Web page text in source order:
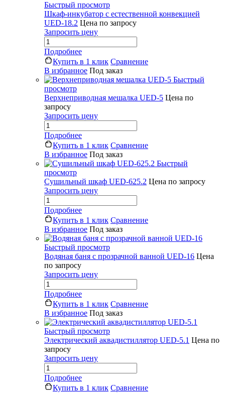
Быстрый просмотр
Шкаф-инкубатор с естественной конвекцией
UED-18.2 Цена по запросу
Запросить цену
Подробнее
Купить в 1 клик Сравнение
В избранное Под заказ
Быстрый
просмотр
Верхнеприводная мешалка UED-5 Цена по
запросу
Запросить цену
Подробнее
Купить в 1 клик Сравнение
В избранное Под заказ
Быстрый
просмотр
Сушильный шкаф UED-625.2 Цена по запросу
Запросить цену
Подробнее
Купить в 1 клик Сравнение
В избранное Под заказ
Быстрый просмотр
Водяная баня с прозрачной ванной UED-16 Цена
по запросу
Запросить цену
Подробнее
Купить в 1 клик Сравнение
В избранное Под заказ
Быстрый просмотр
Электрический аквадистиллятор UED-5.1 Цена по
запросу
Запросить цену
Подробнее
Купить в 1 клик Сравнение